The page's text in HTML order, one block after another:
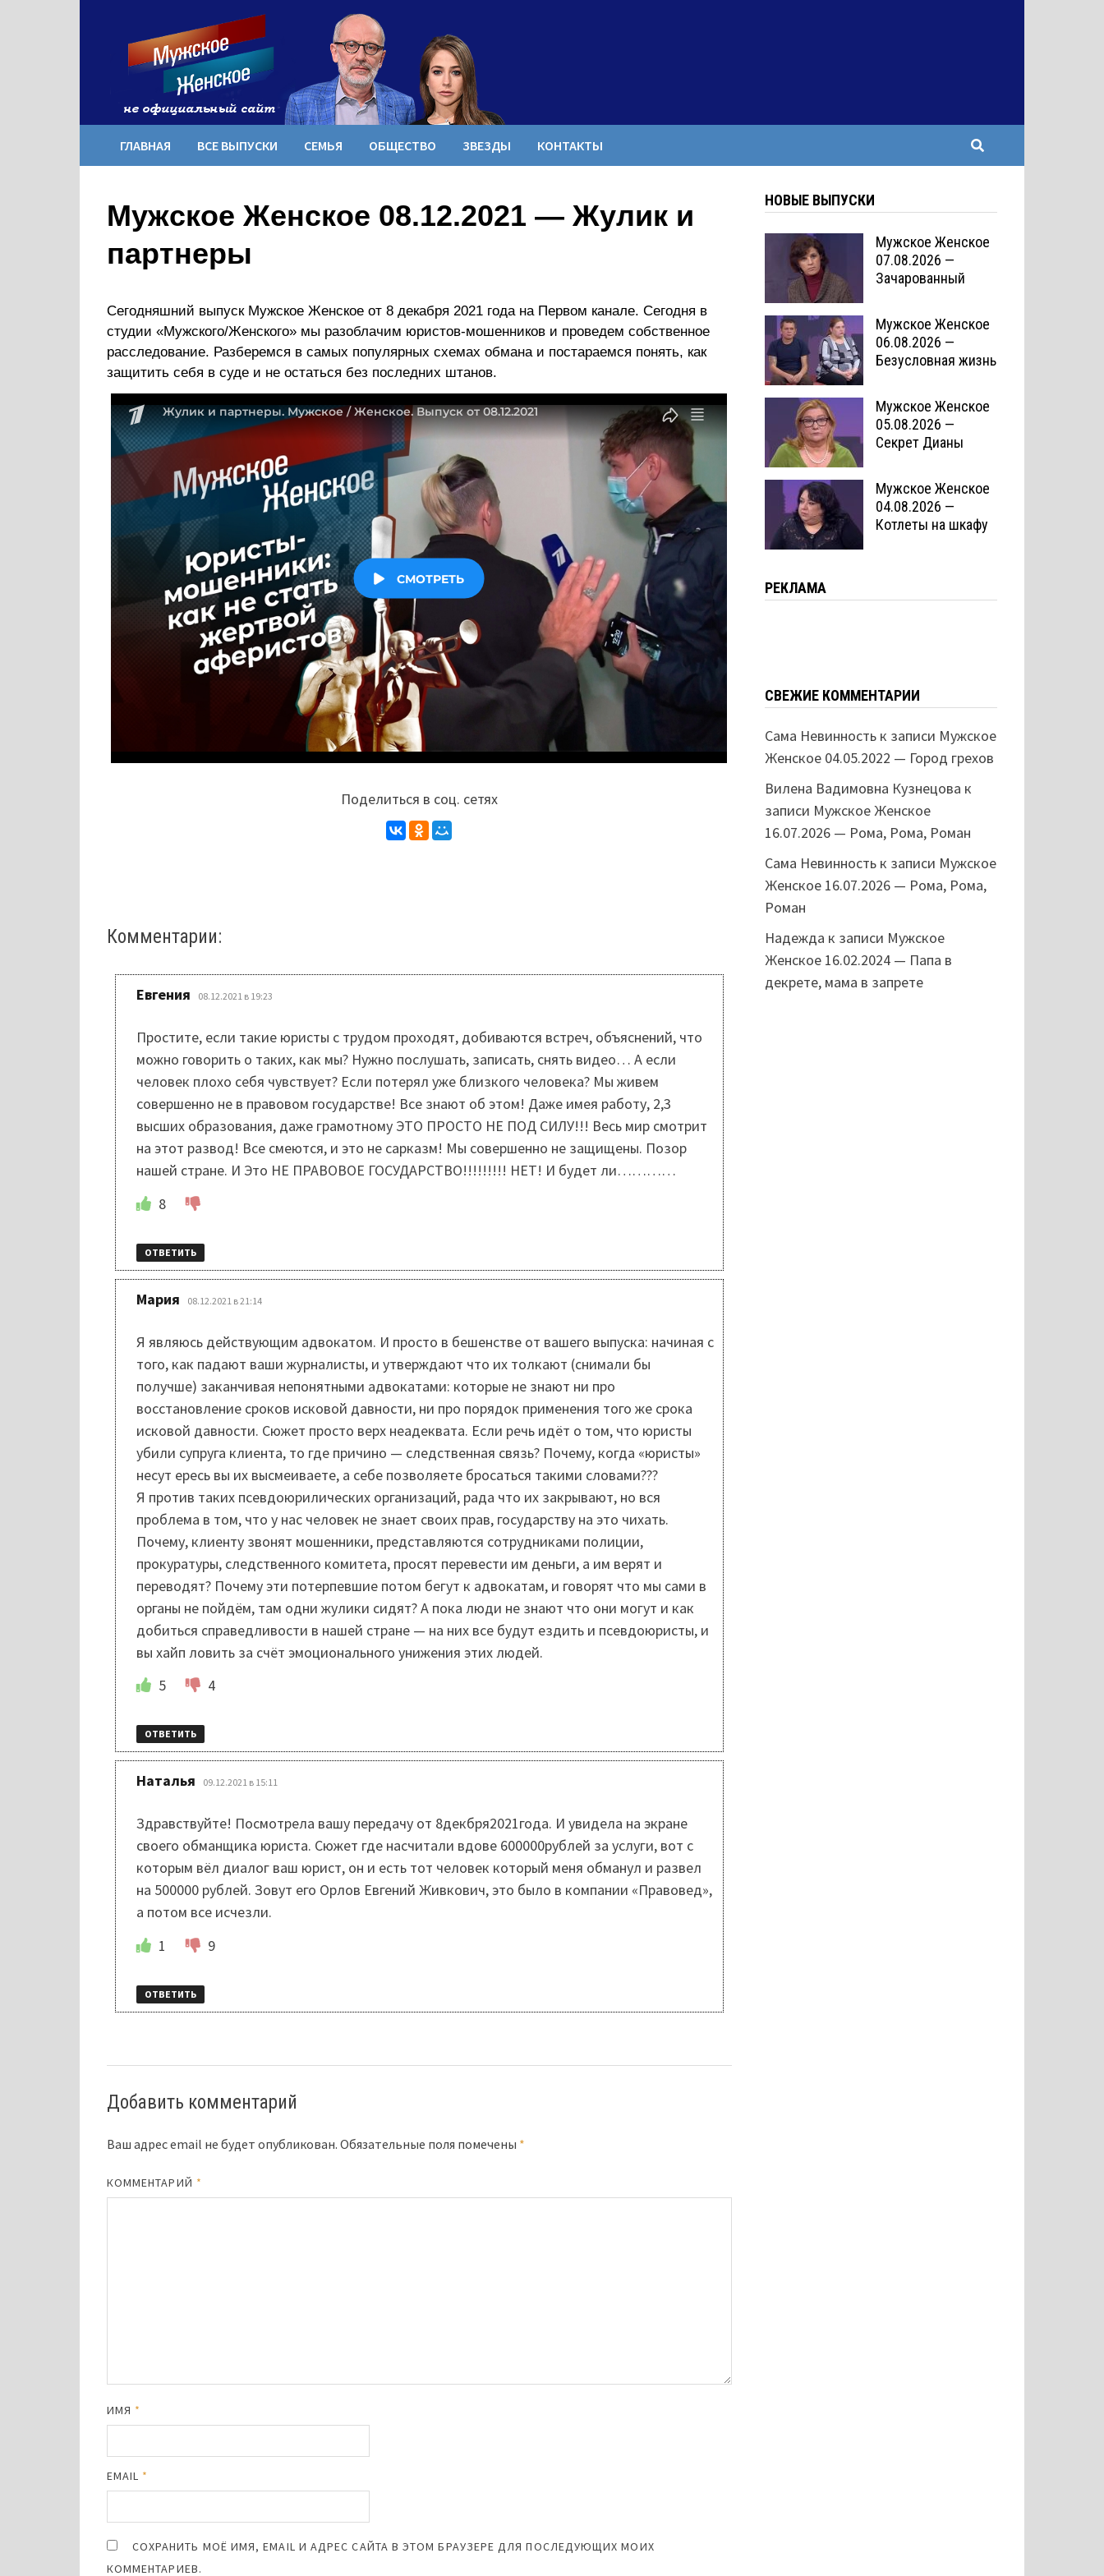
содержимому
ГЛАВНАЯ ВСЕ ВЫПУСКИ СЕМЬЯ ОБЩЕСТВО ЗВЕЗДЫ КОНТАКТЫ
Мужское Женское 08.12.2021 — Жулик и
партнеры
Сегодняшний выпуск Мужское Женское от 8 декабря 2021 года на Первом канале. Сегодня в
студии «Мужского/Женского» мы разоблачим юристов-мошенников и проведем собственное
расследование. Разберемся в самых популярных схемах обмана и постараемся понять, как
защитить себя в суде и не остаться без последних штанов.
Поделиться в соц. сетях
Комментарии:
Евгения 08.12.2021 в 19:23
Простите, если такие юристы с трудом проходят, добиваются встреч, объяснений, что
можно говорить о таких, как мы? Нужно послушать, записать, снять видео… А если
человек плохо себя чувствует? Если потерял уже близкого человека? Мы живем
совершенно не в правовом государстве! Все знают об этом! Даже имея работу, 2,3
высших образования, даже грамотному ЭТО ПРОСТО НЕ ПОД СИЛУ!!! Весь мир смотрит
на этот развод! Все смеются, и это не сарказм! Мы совершенно не защищены. Позор
нашей стране. И Это НЕ ПРАВОВОЕ ГОСУДАРСТВО!!!!!!!!! НЕТ! И будет ли…………
8
ОТВЕТИТЬ
Мария 08.12.2021 в 21:14
Я являюсь действующим адвокатом. И просто в бешенстве от вашего выпуска: начиная с
того, как падают ваши журналисты, и утверждают что их толкают (снимали бы
получше) заканчивая непонятными адвокатами: которые не знают ни про
восстановление сроков исковой давности, ни про порядок применения того же срока
исковой давности. Сюжет просто верх неадеквата. Если речь идёт о том, что юристы
убили супруга клиента, то где причино — следственная связь? Почему, когда «юристы»
несут ересь вы их высмеиваете, а себе позволяете бросаться такими словами???
Я против таких псевдоюрилических организаций, рада что их закрывают, но вся
проблема в том, что у нас человек не знает своих прав, государству на это чихать.
Почему, клиенту звонят мошенники, представляются сотрудниками полиции,
прокуратуры, следственного комитета, просят перевести им деньги, а им верят и
переводят? Почему эти потерпевшие потом бегут к адвокатам, и говорят что мы сами в
органы не пойдём, там одни жулики сидят? А пока люди не знают что они могут и как
добиться справедливости в нашей стране — на них все будут ездить и псевдоюристы, и
вы хайп ловить за счёт эмоционального унижения этих людей.
5
4
ОТВЕТИТЬ
Наталья 09.12.2021 в 15:11
Здравствуйте! Посмотрела вашу передачу от 8декбря2021года. И увидела на экране
своего обманщика юриста. Сюжет где насчитали вдове 600000рублей за услуги, вот с
которым вёл диалог ваш юрист, он и есть тот человек который меня обманул и развел
на 500000 рублей. Зовут его Орлов Евгений Живкович, это было в компании «Правовед»,
а потом все исчезли.
1
9
ОТВЕТИТЬ
Добавить комментарий
Ваш адрес email не будет опубликован. Обязательные поля помечены *
КОММЕНТАРИЙ *
ИМЯ *
EMAIL *
СОХРАНИТЬ МОЁ ИМЯ, EMAIL И АДРЕС САЙТА В ЭТОМ БРАУЗЕРЕ ДЛЯ ПОСЛЕДУЮЩИХ МОИХ
КОММЕНТАРИЕВ.
НОВЫЕ ВЫПУСКИ
Мужское Женское
07.08.2026 —
Зачарованный
Мужское Женское
06.08.2026 —
Безусловная жизнь
Мужское Женское
05.08.2026 —
Секрет Дианы
Мужское Женское
04.08.2026 —
Котлеты на шкафу
РЕКЛАМА
СВЕЖИЕ КОММЕНТАРИИ
Сама Невинностьк записи Мужское
Женское 04.05.2022 — Город грехов
Вилена Вадимовна Кузнецова к
записи Мужское Женское
16.07.2026 — Рома, Рома, Роман
Сама Невинностьк записи Мужское
Женское 16.07.2026 — Рома, Рома,
Роман
Надежда к записи Мужское
Женское 16.02.2024 — Папа в
декрете, мама в запрете